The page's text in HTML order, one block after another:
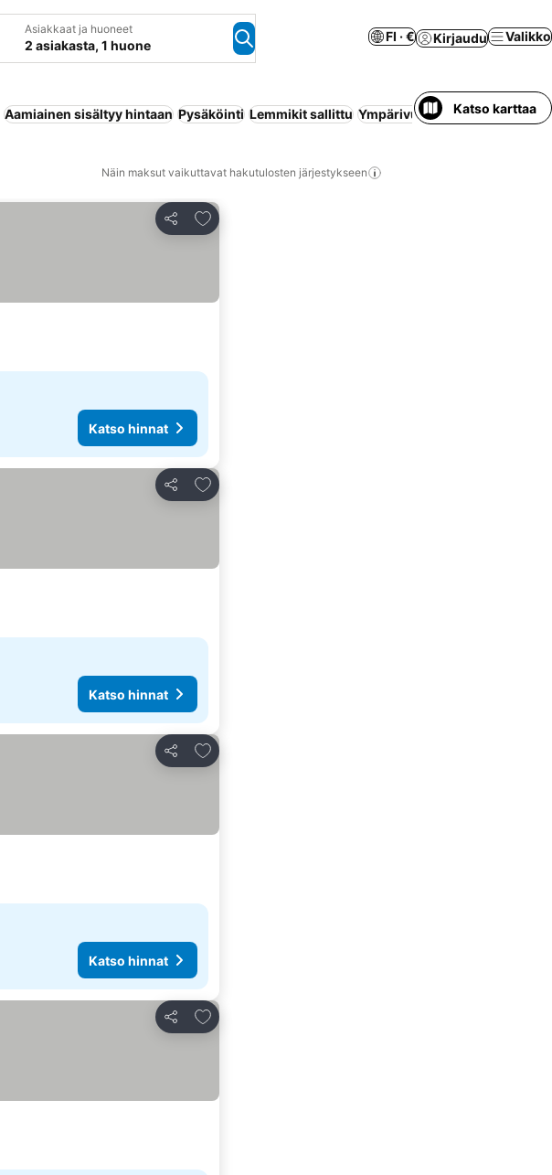
Asiakkaat ja huoneet
2 asiakasta, 1 huone
FI · € Kirjaudu Valikko
Aamiainen sisältyy hintaan Pysäköinti Lemmikit sallittu YmpärivuorokautinenKatso karttaa
Näin maksut vaikuttavat hakutulosten järjestykseen
Jaa
Lisää suosikkeihin
Katso hinnat
Jaa
Lisää suosikkeihin
Katso hinnat
Jaa
Lisää suosikkeihin
Katso hinnat
Jaa
Lisää suosikkeihin